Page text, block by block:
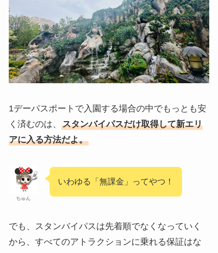
1デーパスポートで入園する場合の中でもっとも安
く済むのは、 スタンバイパスだけ取得して新エリ
アに入る方法だよ。
ちゅん
いわゆる「無課金」ってやつ！
でも、スタンバイパスは先着順でなくなっていく
から、すべてのアトラクションに乗れる保証はな